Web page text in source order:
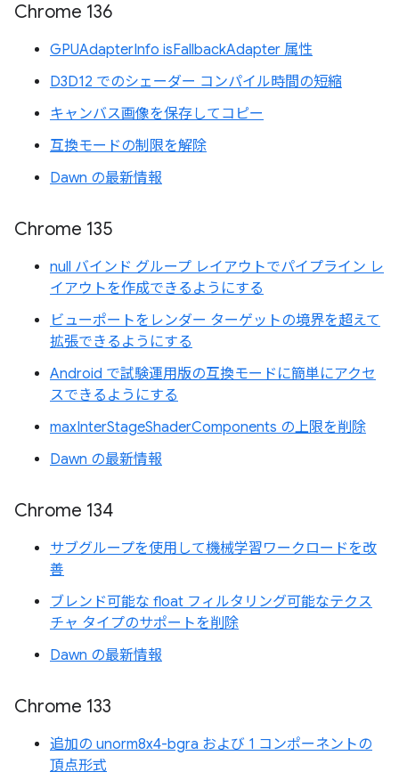
Chrome 136
GPUAdapterInfo isFallbackAdapter 属性
D3D12 でのシェーダー コンパイル時間の短縮
キャンバス画像を保存してコピー
互換モードの制限を解除
Dawn の最新情報
Chrome 135
null バインド グループ レイアウトでパイプライン レ
イアウトを作成できるようにする
ビューポートをレンダー ターゲットの境界を超えて
拡張できるようにする
Android で試験運用版の互換モードに簡単にアクセ
スできるようにする
maxInterStageShaderComponents の上限を削除
Dawn の最新情報
Chrome 134
サブグループを使用して機械学習ワークロードを改
善
ブレンド可能な float フィルタリング可能なテクス
チャ タイプのサポートを削除
Dawn の最新情報
Chrome 133
追加の unorm8x4-bgra および 1 コンポーネントの
頂点形式